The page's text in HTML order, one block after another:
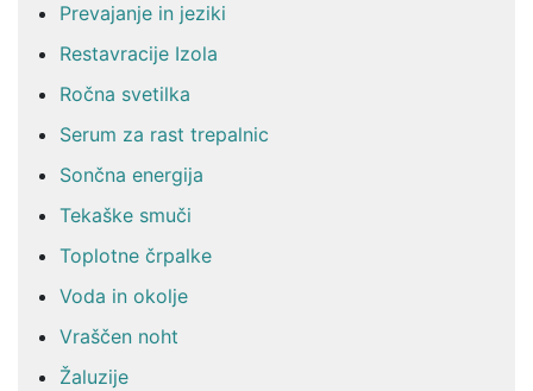
Prevajanje in jeziki
Restavracije Izola
Ročna svetilka
Serum za rast trepalnic
Sončna energija
Tekaške smuči
Toplotne črpalke
Voda in okolje
Vraščen noht
Žaluzije